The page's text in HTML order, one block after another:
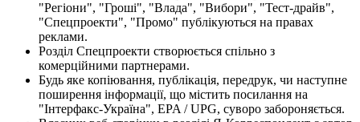
"Регіони", "Гроші", "Влада", "Вибори", "Тест-драйв",
"Спецпроекти", "Промо" публікуються на правах
реклами.
Розділ Спецпроекти створюється спільно з
комерційними партнерами.
Будь яке копіювання, публікація, передрук, чи наступне
поширення інформації, що містить посилання на
"Інтерфакс-Україна", EPA / UPG, суворо забороняється.